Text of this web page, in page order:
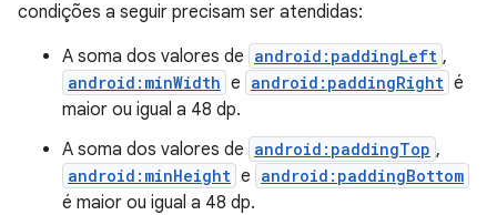
condições a seguir precisam ser atendidas:
A soma dos valores de android:paddingLeft ,
android:minWidth e android:paddingRight é
maior ou igual a 48 dp.
A soma dos valores de android:paddingTop ,
android:minHeight e android:paddingBottom
é maior ou igual a 48 dp.